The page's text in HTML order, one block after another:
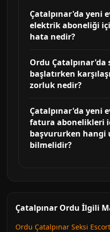
Çatalpınar'da yeni
elektrik aboneliği
hata nedir?
Ordu Çatalpınar'da
başlatırken
zorluk nedir?
Çatalpınar'da yeni
fatura abonelikleri
başvururken hangi
bilmelidir?
Çatalpınar Ordu İlgili
Ordu Çatalpınar Seksi Escort